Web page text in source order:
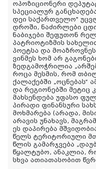
ოპოზიციონერი
სპეციალურ
დეი საქართველო"
დროში, ნაძირლები
ნაბიჯები შეფუთონ
პატრიოტიზმის
პოეტსა და
ვინმეს ხომ არ
ზედგამოჭრილია
როცა მესმის, რომ
ქალაქებში „ოცნებას“
და რეგიონებში მეტიც
მახსენდება უფასო
პირადი ფინანსური
მოხმარება (არადა,
არავის უნახავს,
ეს დაპირება
წელს ტერიტორიული
წლის გამარჯვება
წყალტუბო, ანაკლია,
სხვა ათიათასობით